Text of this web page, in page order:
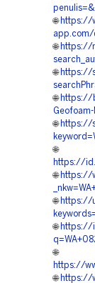
🌐 https://
app.com/
🌐 https://
🌐 https://
🌐 https://
🌐 https://
🌐
https://
🌐 https://
🌐 https://
🌐 https://
🌐
https://
🌐 https://